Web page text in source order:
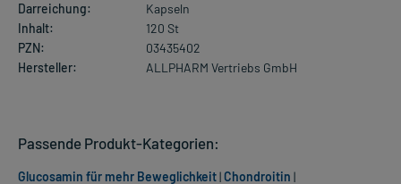
Darreichung:
Kapseln
Inhalt:
120 St
PZN:
03435402
Hersteller:
ALLPHARM Vertriebs GmbH
Passende Produkt-Kategorien:
Glucosamin für mehr Beweglichkeit |Chondroitin |